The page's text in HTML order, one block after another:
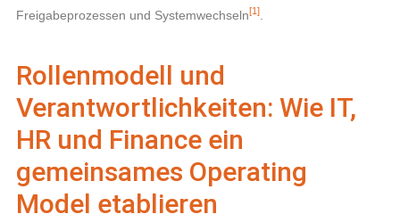
Freigabeprozessen und Systemwechseln[1].
Rollenmodell und
Verantwortlichkeiten: Wie IT,
HR und Finance ein
gemeinsames Operating
Model etablieren